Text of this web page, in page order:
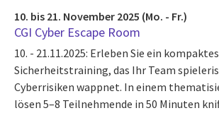
10. bis 21. November 2025 (Mo. - Fr.)
CGI Cyber Escape Room
10. - 21.11.2025: Erleben Sie ein
Sicherheitstraining, das Ihr Team
Cyberrisiken wappnet. In einem
lösen 5–8 Teilnehmende in 50 Minuten